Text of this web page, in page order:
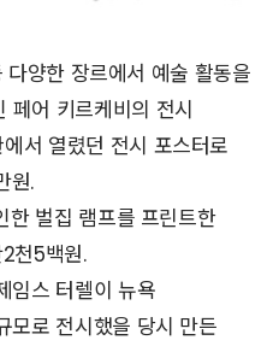
다양한 장르에서 예술 활동을
페어 키르케비의 전시
서 열렸던 전시 포스터로
원.
한 벌집 램프를 프린트한
천5백원.
임스 터렐이 뉴욕
모로 전시했을 당시 만든